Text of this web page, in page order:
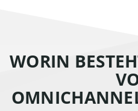
WORIN